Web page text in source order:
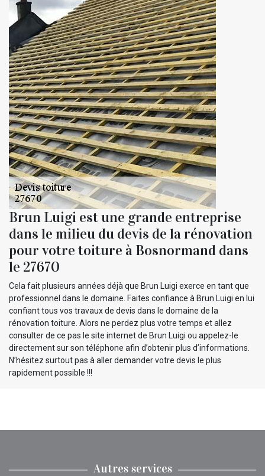
Brun Luigi est une grande entreprise
dans le milieu du devis de la rénovation
pour votre toiture à Bosnormand dans
le 27670
Cela fait plusieurs années déjà que Brun Luigi exerce en tant que
professionnel dans le domaine. Faites confiance à Brun Luigi en lui
confiant tous vos travaux de devis dans le domaine de la
rénovation toiture. Alors ne perdez plus votre temps et allez
consulter de ce pas le site internet de Brun Luigi ou appelez-le
directement sur son téléphone afin d’obtenir plus d’informations.
N’hésitez surtout pas à aller demander votre devis le plus
rapidement possible !!!
Autres services